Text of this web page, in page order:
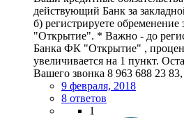
действующий Банк за
б) регистрируете
"Открытие". * Важно - до
Банка ФК "Открытие" ,
увеличивается на 1 пункт.
Вашего звонка 8 963 688 23
9 февраля, 2018
8 ответов
1